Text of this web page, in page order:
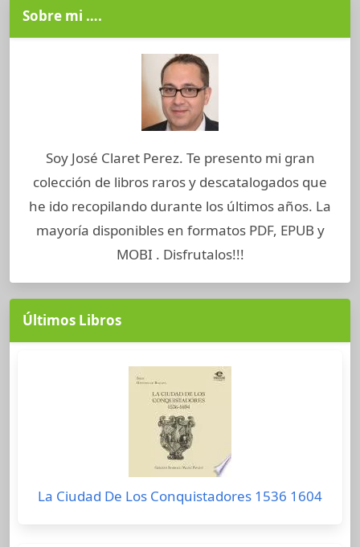
Sobre mi ….
Soy José Claret Perez. Te presento mi gran
colección de libros raros y descatalogados que
he ido recopilando durante los últimos años. La
mayoría disponibles en formatos PDF, EPUB y
MOBI . Disfrutalos!!!
Últimos Libros
La Ciudad De Los Conquistadores 1536 1604